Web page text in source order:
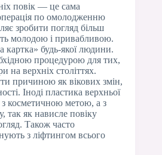
повік — це сама
по омолодженню
зробити погляд більш
молодою і привабливою.
будь-якої людини.
процедурою для тих,
на верхніх століттях.
причиною як вікових змін,
Іноді пластика верхньої
з косметичною метою, а з
так як нависле повіку
Також часто
з ліфтингом всього